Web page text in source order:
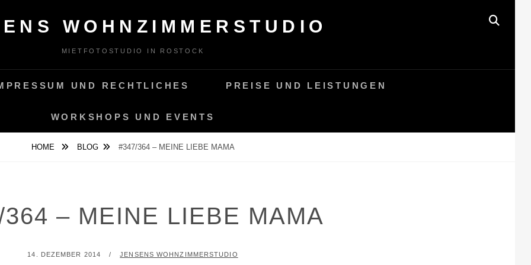
WOHNZIMMERSTUDIO
MIETFOTOSTUDIO IN ROSTOCK
UND RECHTLICHES PREISE UND LEISTUNGEN
WORKSHOPS UND EVENTS
HOME BLOG #347/364 – MEINE LIEBE MAMA
– MEINE LIEBE MAMA
POSTED
14. DEZEMBER 2014 BY
JENSENS WOHNZIMMERSTUDIO